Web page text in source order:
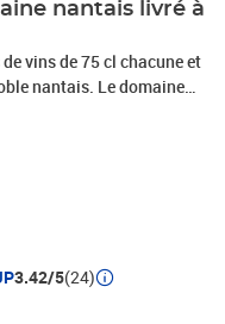
nantais livré à
vins de 75 cl chacune et
nantais. Le domaine
de goûter à une sélection
fût de chêne 2020
breuvages vous
exceptionnels,
Cette propriété viticole
à la main depuis
la vigne et de la terre,
au à un tri
3.42/5(24)